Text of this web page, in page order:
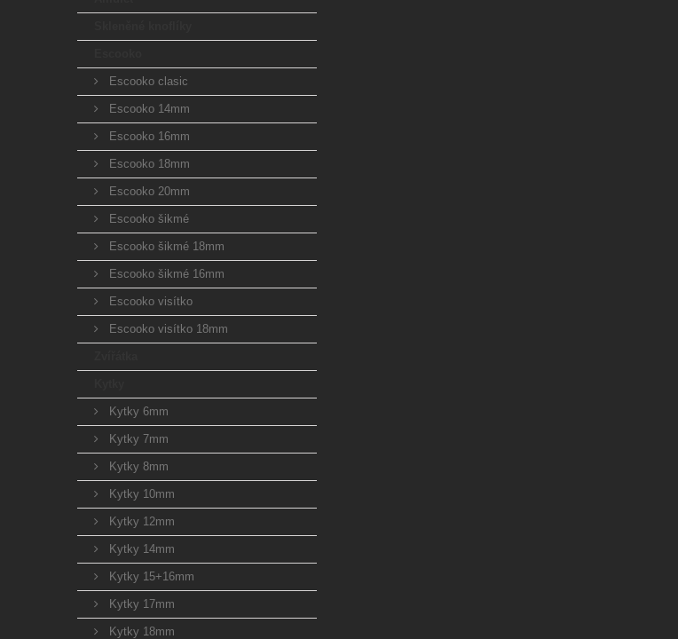
Escooko clasic
Escooko 14mm
Escooko 16mm
Escooko 18mm
Escooko 20mm
Escooko šikmé
Escooko šikmé 18mm
Escooko šikmé 16mm
Escooko visítko
Escooko visítko 18mm
Kytky 6mm
Kytky 7mm
Kytky 8mm
Kytky 10mm
Kytky 12mm
Kytky 14mm
Kytky 15+16mm
Kytky 17mm
Kytky 18mm